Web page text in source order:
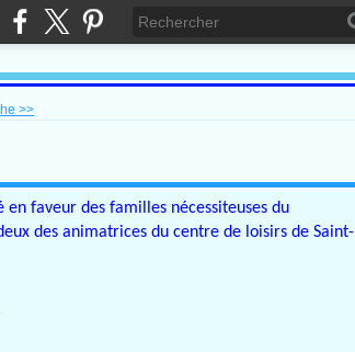
>>
faveur des familles nécessiteuses du
des animatrices du centre de loisirs de Saint-